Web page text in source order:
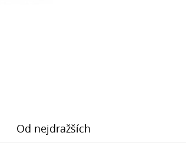
Od nejdražších